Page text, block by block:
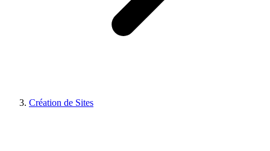
Création de Sites